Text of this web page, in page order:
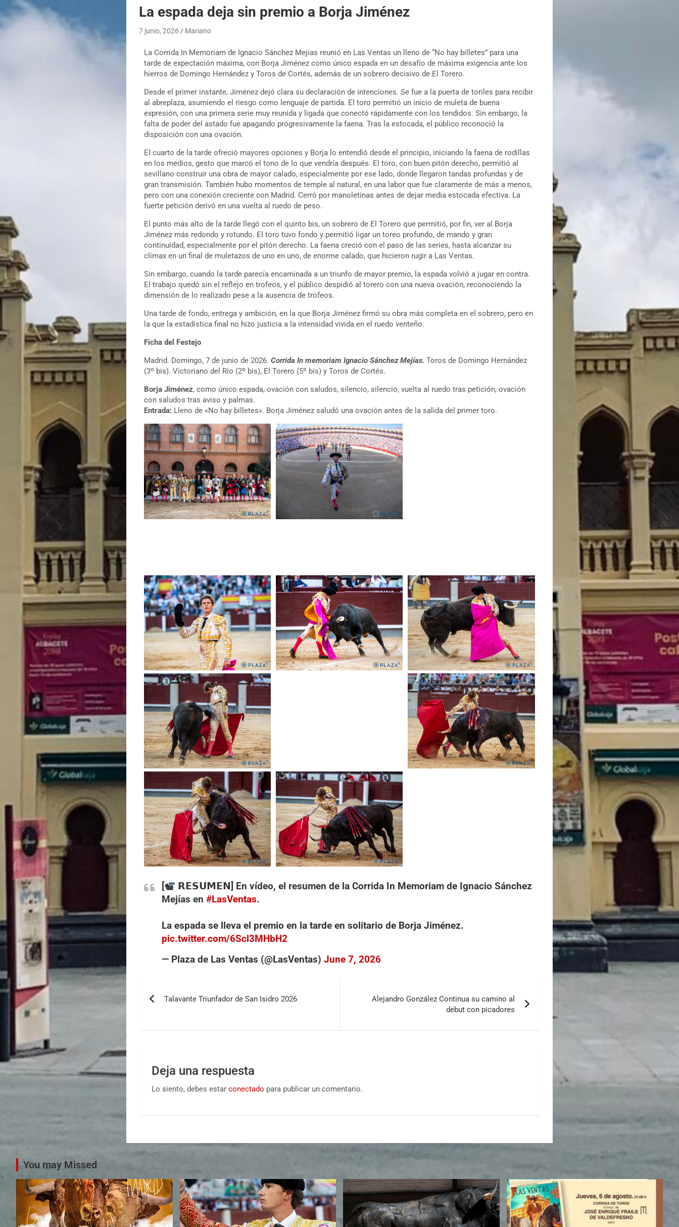
La espada deja sin premio a Borja Jiménez
7 junio, 2026 Mariano
La Corrida In Memoriam de Ignacio Sánchez Mejías reunió en Las Ventas un lleno de “No hay billetes” para una
tarde de expectación máxima, con Borja Jiménez como único espada en un desafío de máxima exigencia ante los
hierros de Domingo Hernández y Toros de Cortés, además de un sobrero decisivo de El Torero.
Desde el primer instante, Jiménez dejó clara su declaración de intenciones. Se fue a la puerta de toriles para recibir
al abreplaza, asumiendo el riesgo como lenguaje de partida. El toro permitió un inicio de muleta de buena
expresión, con una primera serie muy reunida y ligada que conectó rápidamente con los tendidos. Sin embargo, la
falta de poder del astado fue apagando progresivamente la faena. Tras la estocada, el público reconoció la
disposición con una ovación.
El cuarto de la tarde ofreció mayores opciones y Borja lo entendió desde el principio, iniciando la faena de rodillas
en los medios, gesto que marcó el tono de lo que vendría después. El toro, con buen pitón derecho, permitió al
sevillano construir una obra de mayor calado, especialmente por ese lado, donde llegaron tandas profundas y de
gran transmisión. También hubo momentos de temple al natural, en una labor que fue claramente de más a menos,
pero con una conexión creciente con Madrid. Cerró por manoletinas antes de dejar media estocada efectiva. La
fuerte petición derivó en una vuelta al ruedo de peso.
El punto más alto de la tarde llegó con el quinto bis, un sobrero de El Torero que permitió, por fin, ver al Borja
Jiménez más redondo y rotundo. El toro tuvo fondo y permitió ligar un toreo profundo, de mando y gran
continuidad, especialmente por el pitón derecho. La faena creció con el paso de las series, hasta alcanzar su
clímax en un final de muletazos de uno en uno, de enorme calado, que hicieron rugir a Las Ventas.
Sin embargo, cuando la tarde parecía encaminada a un triunfo de mayor premio, la espada volvió a jugar en contra.
El trabajo quedó sin el reflejo en trofeos, y el público despidió al torero con una nueva ovación, reconociendo la
dimensión de lo realizado pese a la ausencia de trofeos.
Una tarde de fondo, entrega y ambición, en la que Borja Jiménez firmó su obra más completa en el sobrero, pero en
la que la estadística final no hizo justicia a la intensidad vivida en el ruedo venteño.
Ficha del Festejo
Madrid. Domingo, 7 de junio de 2026.Corrida In memoriam Ignacio Sánchez Mejías. Toros de Domingo Hernández
(3º bis). Victoriano del Río (2º bis), El Torero (5º bis) y Toros de Cortés.
Borja Jiménez, como único espada, ovación con saludos, silencio, silencio, vuelta al ruedo tras petición, ovación
con saludos tras aviso y palmas.
Entrada: Lleno de «No hay billetes». Borja Jiménez saludó una ovación antes de la salida del primer toro.
[
𝗥𝗘𝗦𝗨𝗠𝗘𝗡] En vídeo, el resumen de la Corrida In Memoriam de Ignacio Sánchez
Mejías en#LasVentas.
La espada se lleva el premio en la tarde en solitario de Borja Jiménez.
pic.twitter.com/6Scl3MHbH2
— Plaza de Las Ventas (@LasVentas)June 7, 2026
Talavante Triunfador de San Isidro 2026
Alejandro González Continua su camino al
debut con picadores
Deja una respuesta
Lo siento, debes estarconectado para publicar un comentario.
You may Missed